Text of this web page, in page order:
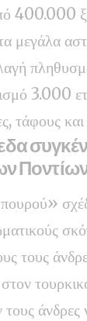
400.000
μεγάλα
3.000
τάφους και
τους
τους